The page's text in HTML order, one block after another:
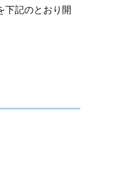
下記のとおり開